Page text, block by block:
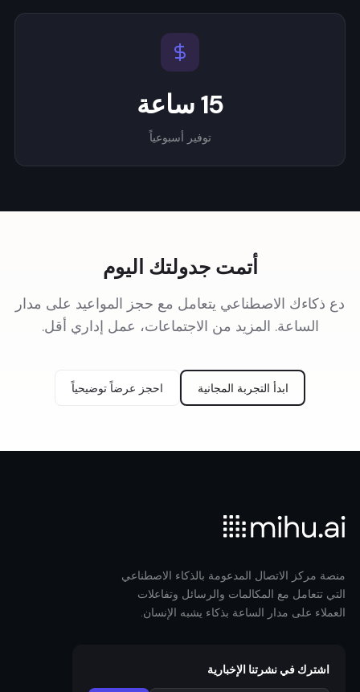
15 ساعة
توفير أسبوعياً
أتمت جدولتك اليوم
دع ذكاءك الاصطناعي يتعامل مع حجز المواعيد على مدار
الساعة. المزيد من الاجتماعات، عمل إداري أقل.
ابدأ التجربة المجانية احجز عرضاً توضيحياً
منصة مركز الاتصال المدعومة بالذكاء الاصطناعي
التي تتعامل مع المكالمات والرسائل وتفاعلات
العملاء على مدار الساعة بذكاء يشبه الإنسان.
اشترك في نشرتنا الإخبارية